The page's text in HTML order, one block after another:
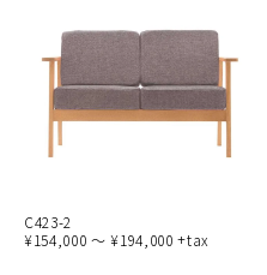
C423-2
¥154,000 ～ ¥194,000 +tax